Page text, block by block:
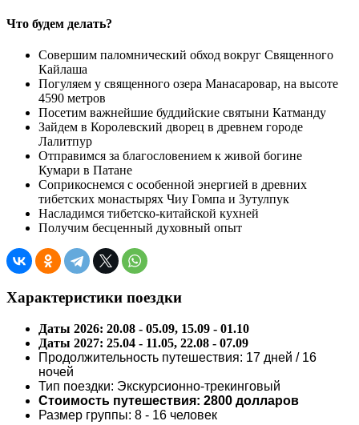
Что будем делать?
Совершим паломнический обход вокруг Священного
Кайлаша
Погуляем у священного озера Манасаровар, на высоте
4590 метров
Посетим важнейшие буддийские святыни Катманду
Зайдем в Королевский дворец в древнем городе
Лалитпур
Отправимся за благословением к живой богине
Кумари в Патане
Соприкоснемся с особенной энергией в древних
тибетских монастырях Чиу Гомпа и Зутулпук
Насладимся тибетско-китайской кухней
Получим бесценный духовный опыт
Характеристики поездки
Даты 2026: 20.08 - 05.09, 15.09 - 01.10
Даты 2027: 25.04 - 11.05, 22.08 - 07.09
Продолжительность путешествия: 17 дней / 16
ночей
Тип поездки: Экскурсионно-трекинговый
Стоимость путешествия: 2800 долларов
Размер группы: 8 - 16 человек